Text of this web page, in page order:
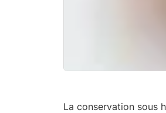
La conservation sous